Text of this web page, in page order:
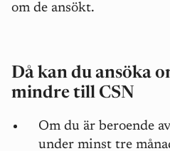
om de ansökt.
Då kan du ansöka
mindre till CSN
Om du är beroende
under minst tre